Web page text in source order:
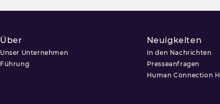
Über
Unser Unternehmen
Führung
Neuigkeiten
In den Nachrichten
Presseanfragen
Human Connection